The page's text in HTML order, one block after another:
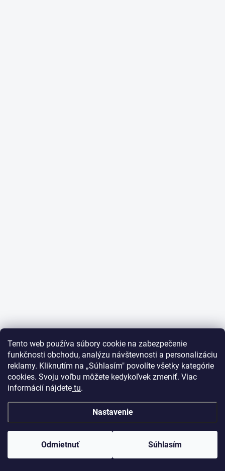
Tento web používa súbory cookie na zabezpečenie
funkčnosti obchodu, analýzu návštevnosti a personalizáciu
reklamy. Kliknutím na „Súhlasím" povolíte všetky kategórie
cookies. Svoju voľbu môžete kedykoľvek zmeniť. Viac
informácií nájdete tu.
Nastavenie
Odmietnuť Súhlasím